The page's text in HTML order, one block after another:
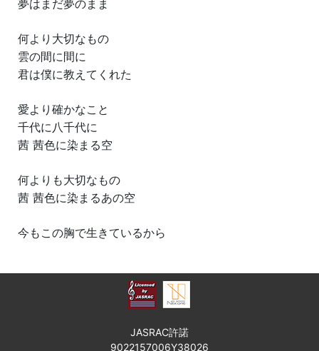
夢はまだ夢のまま
何より大切なもの
雲の間に間に
君は僕に教えてくれた
愛より確かなこと
千代に八千代に
茜 茜色に染まる空
何よりも大切なもの
茜 茜色に染まるあの空
今もこの胸で生きているから
JASRAC許諾
9022157006Y38026